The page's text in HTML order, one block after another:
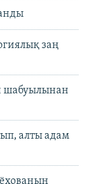
заң
шабуылынан
алты адам